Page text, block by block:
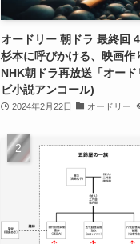
オードリー 朝ドラ 最終回
杉本に呼びかける、映画作
NHK朝ドラ再放送「オー
ビ小説アンコール)
2024年2月22日 オードリー